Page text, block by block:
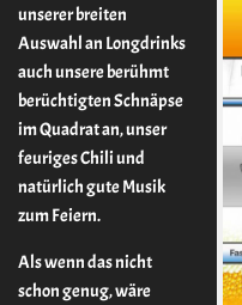
unserer breiten
Auswahl an Longdrinks
auch unsere berühmt
berüchtigten Schnäpse
im Quadrat an, unser
feuriges Chili und
natürlich gute Musik
zum Feiern.
Als wenn das nicht
schon genug, wäre